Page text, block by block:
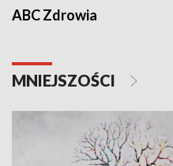
ABC Zdrowia
MNIEJSZOŚCI